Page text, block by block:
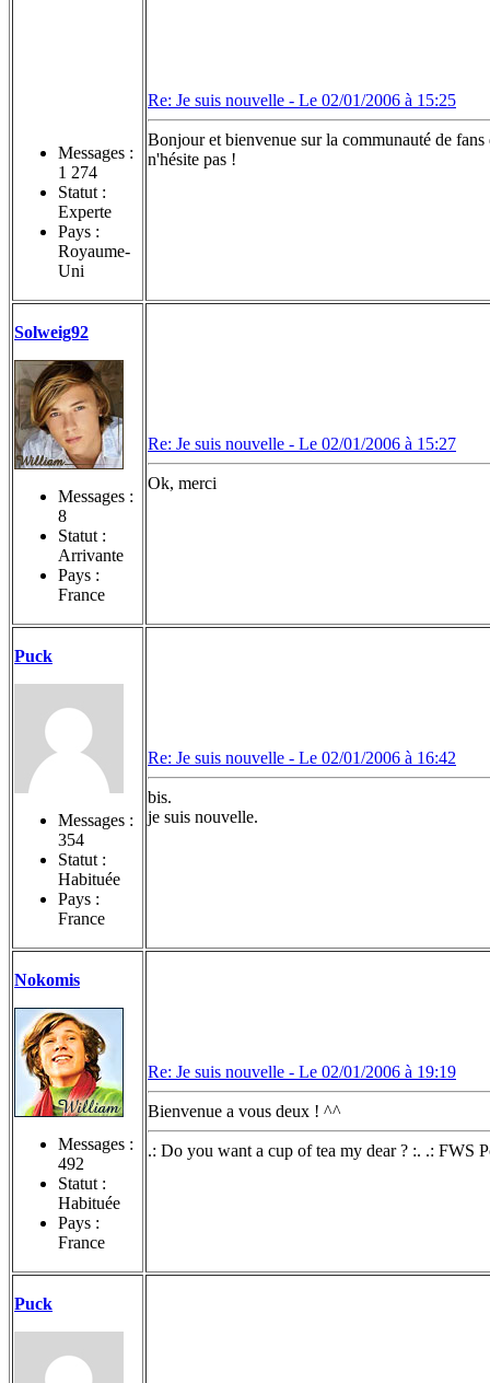
Messages :
1 274
Statut :
Experte
Pays :
Royaume-
Uni
Re: Je suis nouvelle - Le 02/01/2006 à 15:25
Bonjour et bienvenue sur la communauté de
n'hésite pas !
Solweig92
Messages :
8
Statut :
Arrivante
Pays :
France
Re: Je suis nouvelle - Le 02/01/2006 à 15:27
Ok, merci
Puck
Messages :
354
Statut :
Habituée
Pays :
France
Re: Je suis nouvelle - Le 02/01/2006 à 16:42
bis.
je suis nouvelle.
Nokomis
Messages :
492
Statut :
Habituée
Pays :
France
Re: Je suis nouvelle - Le 02/01/2006 à 19:19
Bienvenue a vous deux ! ^^
.: Do you want a cup of tea my dear ? :. .: FWS
Puck